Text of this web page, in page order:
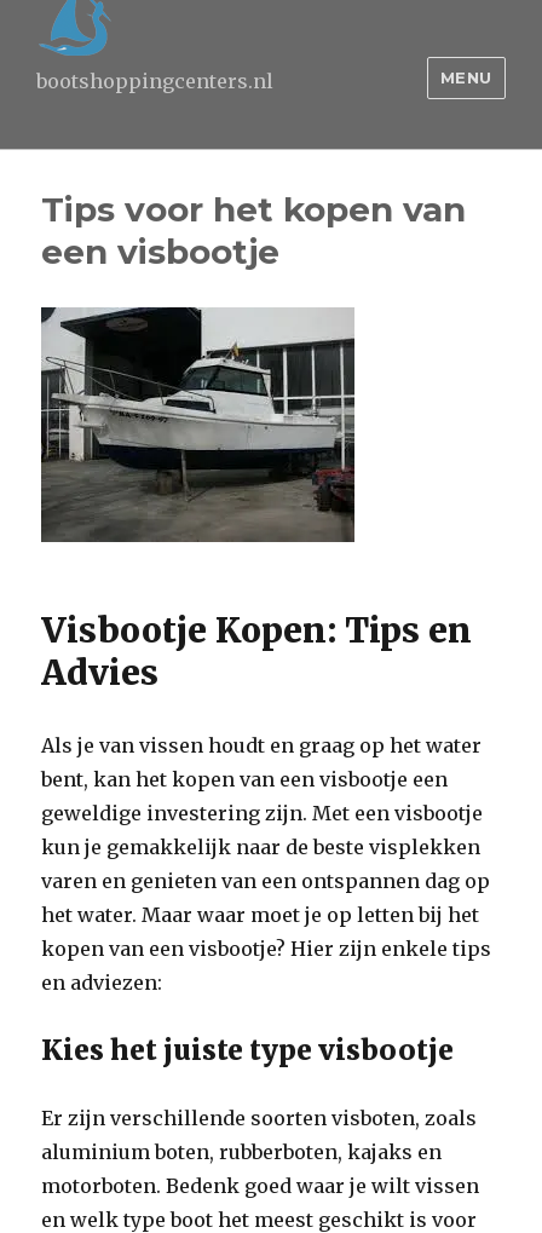
bootshoppingcenters.nl MENU
Tips voor het kopen van
een visbootje
Visbootje Kopen: Tips en
Advies
Als je van vissen houdt en graag op het water
bent, kan het kopen van een visbootje een
geweldige investering zijn. Met een visbootje
kun je gemakkelijk naar de beste visplekken
varen en genieten van een ontspannen dag op
het water. Maar waar moet je op letten bij het
kopen van een visbootje? Hier zijn enkele tips
en adviezen:
Kies het juiste type visbootje
Er zijn verschillende soorten visboten, zoals
aluminium boten, rubberboten, kajaks en
motorboten. Bedenk goed waar je wilt vissen
en welk type boot het meest geschikt is voor